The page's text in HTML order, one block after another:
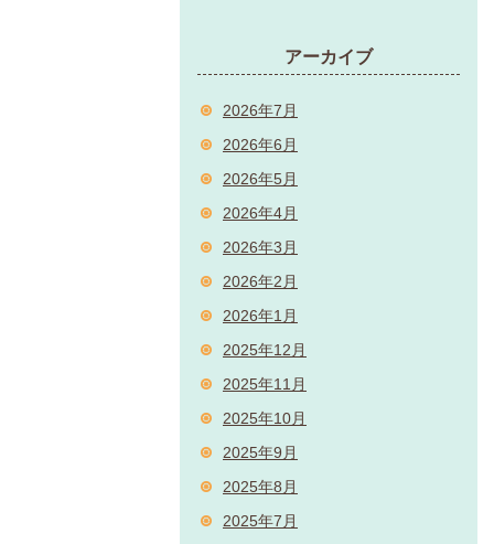
アーカイブ
2026年7月
2026年6月
2026年5月
2026年4月
2026年3月
2026年2月
2026年1月
2025年12月
2025年11月
2025年10月
2025年9月
2025年8月
2025年7月